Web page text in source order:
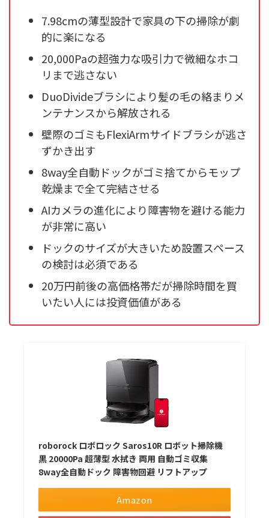
7.98cmの薄型設計で家具の下の掃除が劇
的に楽になる
20,000Paの超強力な吸引力で微細なホコ
リまで逃さない
DuoDivideブラシにより髪の毛の絡まりメ
ンテナンスから解放される
壁際のゴミもFlexiArmサイドブラシが逃さ
ずかき出す
8way全自動ドックがゴミ捨てからモップ
乾燥まで全て完結させる
AIカメラの進化により障害物を避ける能力
が非常に高い
ドックのサイズが大きいため設置スペース
の検討は必須である
20万円前後の高価格帯だが掃除時間を買
いたい人には投資価値がある
roborock ロボロック Saros10R ロボット掃除機
黒 20000Pa 超薄型 水拭き 両用 自動ゴミ収集
8way全自動ドック 障害物回避 リフトアップ
Amazon